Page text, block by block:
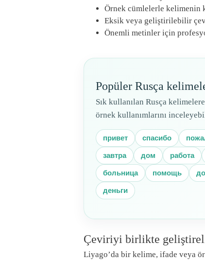
Örnek cümlelerle kelimenin
Eksik veya geliştirilebilir
Önemli metinler için
Popüler Rusça
Sık kullanılan Rusça
örnek kullanımlarını
привет спасибо
завтра дом работа
больница помощь
деньги
Çeviriyi birlikte
Liyago’da bir kelime, ifade veya